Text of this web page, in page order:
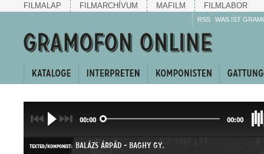
FILMALAP FILMARCHÍVUM MAFILM FILMLABOR
RSS WAS IST
00:00 00:00
TEXTER/KOMPONIST: BALÁZS ÁRPÁD - BAGHY GY.